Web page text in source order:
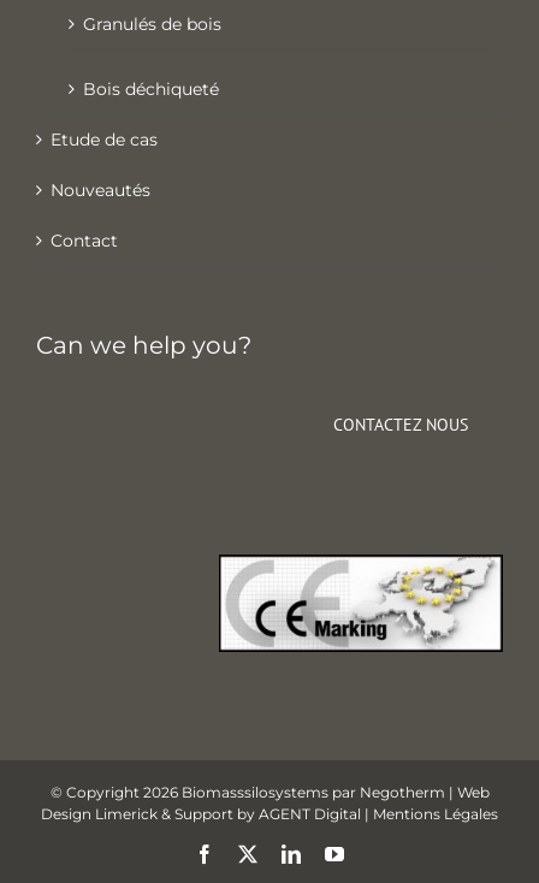
Granulés de bois
Bois déchiqueté
Etude de cas
Nouveautés
Contact
Can we help you?
CONTACTEZ NOUS
© Copyright 2026 Biomasssilosystems par Negotherm | Web
Design Limerick & Support by AGENT Digital | Mentions Légales
Facebook LinkedInYouTube